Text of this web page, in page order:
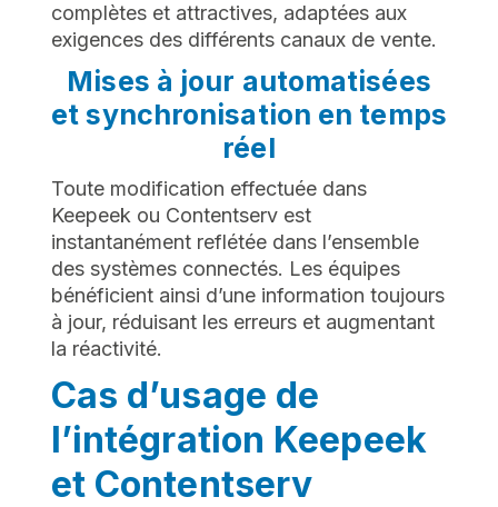
complètes et attractives, adaptées aux
exigences des différents canaux de vente.
Mises à jour automatisées
et synchronisation en temps
réel
Toute modification effectuée dans
Keepeek ou Contentserv est
instantanément reflétée dans l’ensemble
des systèmes connectés. Les équipes
bénéficient ainsi d’une information toujours
à jour, réduisant les erreurs et augmentant
la réactivité.
Cas d’usage de
l’intégration Keepeek
et Contentserv